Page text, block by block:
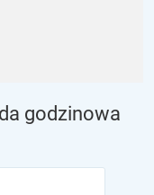
godzinowa